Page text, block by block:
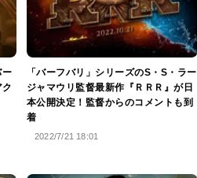
ー
「バーフバリ」シリーズのS・S・ラー
ジャマウリ監督最新作『ＲＲＲ』が日
本公開決定！監督からのコメントも到
着
2022/7/21 18:01